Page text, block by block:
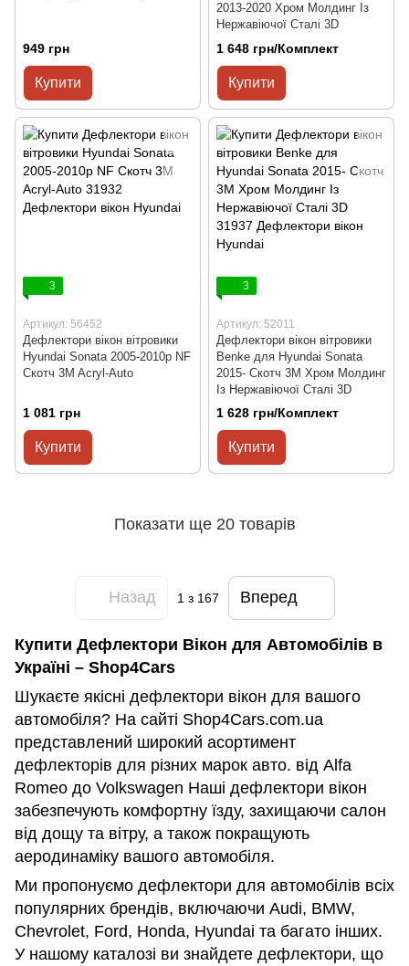
949 грн
Купити
2013-2020 Хром Молдинг Із
Нержавіючої Сталі 3D
1 648 грн/Комплект
Купити
3
Артикул: 56452
Дефлектори вікон вітровики
Hyundai Sonata 2005-2010р NF
Скотч 3M Acryl-Auto
1 081 грн
Купити
3
Артикул: 52011
Дефлектори вікон вітровики
Benke для Hyundai Sonata
2015- Cкотч 3M Хром Молдинг
Із Нержавіючої Сталі 3D
1 628 грн/Комплект
Купити
Показати ще 20 товарів
Назад 1 з 167 Вперед
Купити Дефлектори Вікон для Автомобілів в
Україні – Shop4Cars
Шукаєте якісні дефлектори вікон для вашого
автомобіля? На сайті Shop4Cars.com.ua
представлений широкий асортимент
дефлекторів для різних марок авто. від Alfa
Romeo до Volkswagen Наші дефлектори вікон
забезпечують комфортну їзду, захищаючи салон
від дощу та вітру, а також покращують
аеродинаміку вашого автомобіля.
Ми пропонуємо дефлектори для автомобілів всіх
популярних брендів, включаючи Audi, BMW,
Chevrolet, Ford, Honda, Hyundai та багато інших.
У нашому каталозі ви знайдете дефлектори, що